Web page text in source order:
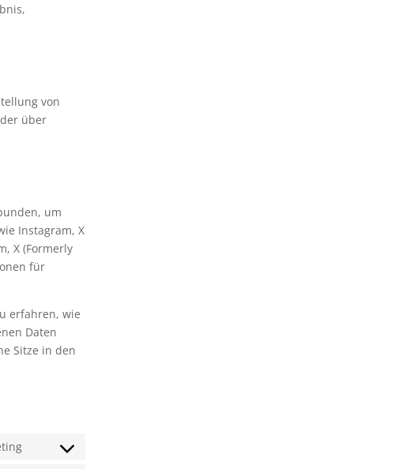
von
über
um
Instagram, X
X (Formerly
für
erfahren, wie
Daten
Sitze in den
Consent